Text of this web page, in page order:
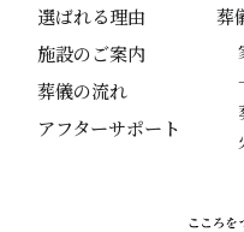
選ばれる理由
施設のご案内
葬儀の流れ
アフターサポート
葬